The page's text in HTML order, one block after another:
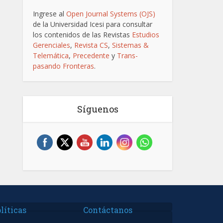
Ingrese al Open Journal Systems (OJS)
de la Universidad Icesi para consultar
los contenidos de las Revistas Estudios
Gerenciales, Revista CS, Sistemas &
Telemática, Precedente y Trans-
pasando Fronteras.
Síguenos
Contáctanos